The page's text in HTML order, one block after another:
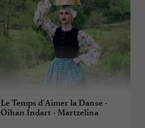
Le Temps d'Aimer la Danse -
Oihan Indart - Martzelina